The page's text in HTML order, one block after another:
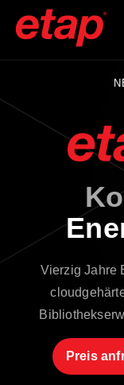
Vierzig Jahre
Preis